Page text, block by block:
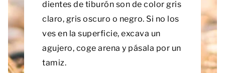
dientes de tiburón son de color gris
claro, gris oscuro o negro. Si no los
ves en la superficie, excava un
agujero, coge arena y pásala por un
tamiz.